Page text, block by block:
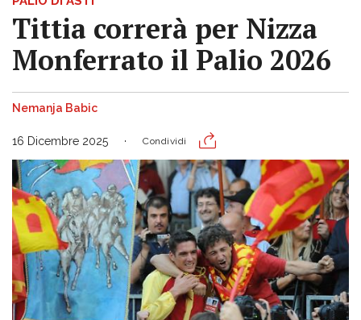
Tittia correrà per Nizza
Monferrato il Palio 2026
Nemanja Babic
16 Dicembre 2025 Condividi